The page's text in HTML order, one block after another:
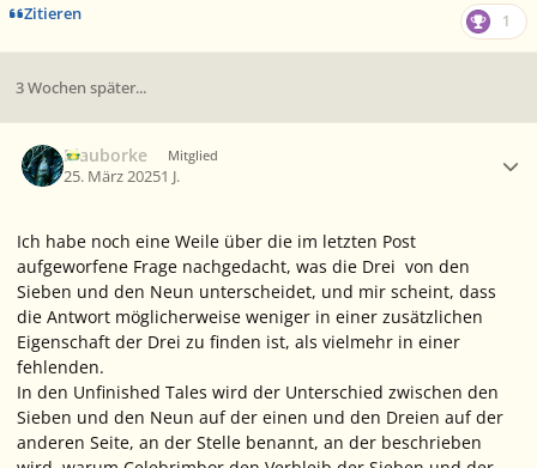
Zitieren 1
3 Wochen später...
Blauborke Mitglied
25. März 20251 J.
Ich habe noch eine Weile über die im letzten Post
aufgeworfene Frage nachgedacht, was die Drei von den
Sieben und den Neun unterscheidet, und mir scheint, dass
die Antwort möglicherweise weniger in einer zusätzlichen
Eigenschaft der Drei zu finden ist, als vielmehr in einer
fehlenden.
In den Unfinished Tales wird der Unterschied zwischen den
Sieben und den Neun auf der einen und den Dreien auf der
anderen Seite, an der Stelle benannt, an der beschrieben